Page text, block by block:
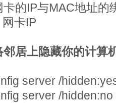
IP与MAC地址的
卡IP
邻居上隐藏你的计算
server /
server /hidden:no